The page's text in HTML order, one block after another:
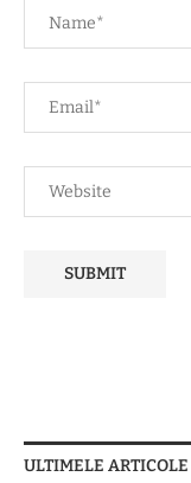
ULTIMELE ARTICOLE